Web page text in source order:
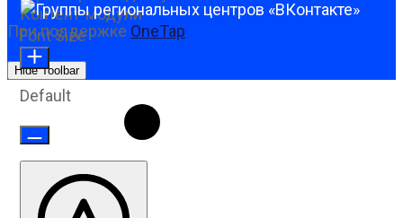
При поддержке OneTap
Hide Toolbar
Контент-модули
Font Size
Default